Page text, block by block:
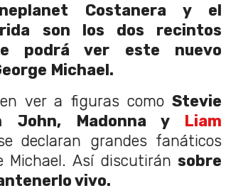
Costanera y el
son los dos recintos
podrá ver este nuevo
Michael.
ver a figuras como Stevie
John, Madonna yLiam
declaran grandes fanáticos
Michael. Así discutirán sobre
vivo.